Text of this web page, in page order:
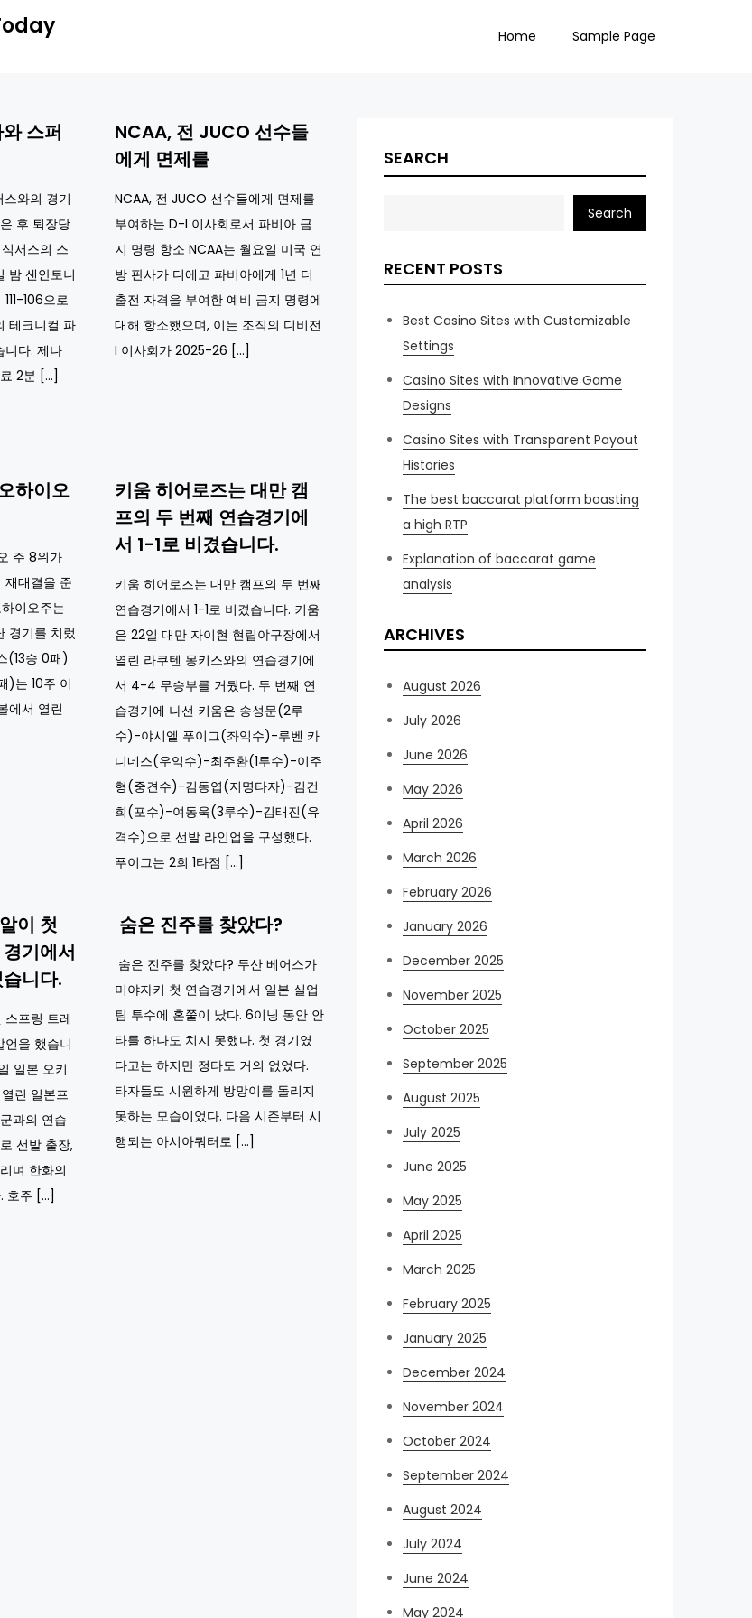
Home Sample Page
스퍼
와의 경기
후 퇴장당
서스의 스
밤 샌안토니
106으로
테크니컬 파
니다. 제나
2분 […]
NCAA, 전 JUCO 선수들
에게 면제를
NCAA, 전 JUCO 선수들에게 면제를
부여하는 D-I 이사회로서 파비아 금
지 명령 항소 NCAA는 월요일 미국 연
방 판사가 디에고 파비아에게 1년 더
출전 자격을 부여한 예비 금지 명령에
대해 항소했으며, 이는 조직의 디비전
I 이사회가 2025-26 […]
하이오
주 8위가
재대결을 준
이오주는
경기를 치렀
(13승 0패)
)는 10주 이
에서 열린
키움 히어로즈는 대만 캠
프의 두 번째 연습경기에
서 1-1로 비겼습니다.
키움 히어로즈는 대만 캠프의 두 번째
연습경기에서 1-1로 비겼습니다. 키움
은 22일 대만 자이현 현립야구장에서
열린 라쿠텐 몽키스와의 연습경기에
서 4-4 무승부를 거뒀다. 두 번째 연
습경기에 나선 키움은 송성문(2루
수)-야시엘 푸이그(좌익수)-루벤 카
디네스(우익수)-최주환(1루수)-이주
형(중견수)-김동엽(지명타자)-김건
희(포수)-여동욱(3루수)-김태진(유
격수)으로 선발 라인업을 구성했다.
푸이그는 2회 1타점 […]
이 첫
기에서
니다.
프링 트레
언을 했습니
일본 오키
린 일본프
과의 연습
선발 출장,
며 한화의
호주 […]
숨은 진주를 찾았다?
숨은 진주를 찾았다? 두산 베어스가
미야자키 첫 연습경기에서 일본 실업
팀 투수에 혼쭐이 났다. 6이닝 동안 안
타를 하나도 치지 못했다. 첫 경기였
다고는 하지만 정타도 거의 없었다.
타자들도 시원하게 방망이를 돌리지
못하는 모습이었다. 다음 시즌부터 시
행되는 아시아쿼터로 […]
SEARCH
Search
RECENT POSTS
Best Casino Sites with Customizable
Settings
Casino Sites with Innovative Game
Designs
Casino Sites with Transparent Payout
Histories
The best baccarat platform boasting
a high RTP
Explanation of baccarat game
analysis
ARCHIVES
August 2026
July 2026
June 2026
May 2026
April 2026
March 2026
February 2026
January 2026
December 2025
November 2025
October 2025
September 2025
August 2025
July 2025
June 2025
May 2025
April 2025
March 2025
February 2025
January 2025
December 2024
November 2024
October 2024
September 2024
August 2024
July 2024
June 2024
May 2024